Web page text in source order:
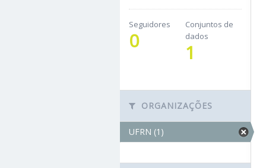
Seguidores
0
Conjuntos de
dados
1
ORGANIZAÇÕES
UFRN (1)